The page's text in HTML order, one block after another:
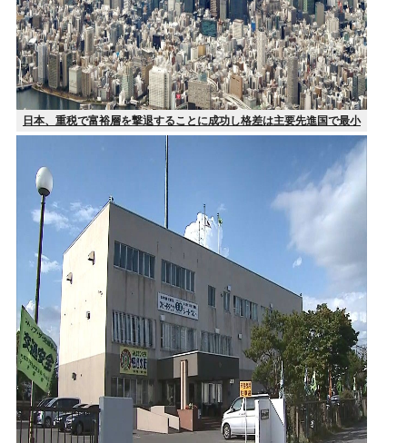
日本、重税で富裕層を撃退することに成功し格差は主要先進国で最小